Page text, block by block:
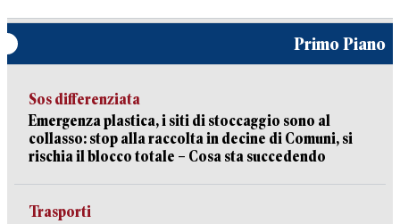
Primo Piano
Sos differenziata
Emergenza plastica, i siti di stoccaggio sono al
collasso: stop alla raccolta in decine di Comuni, si
rischia il blocco totale – Cosa sta succedendo
Trasporti